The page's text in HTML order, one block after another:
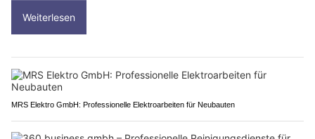
Weiterlesen
MRS Elektro GmbH: Professionelle Elektroarbeiten für Neubauten